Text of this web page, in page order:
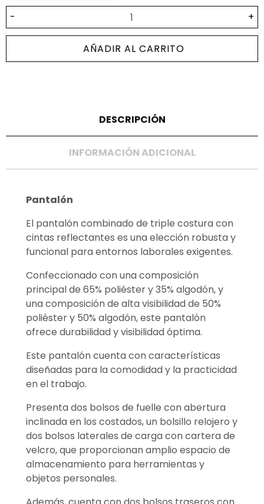
- +
AÑADIR AL CARRITO
DESCRIPCIÓN
INFORMACIÓN ADICIONAL
Pantalón
El pantalón combinado de triple costura con
cintas reflectantes es una elección robusta y
funcional para entornos laborales exigentes.
Confeccionado con una composición
principal de 65% poliéster y 35% algodón, y
una composición de alta visibilidad de 50%
poliéster y 50% algodón, este pantalón
ofrece durabilidad y visibilidad óptima.
Este pantalón cuenta con características
diseñadas para la comodidad y la practicidad
en el trabajo.
Presenta dos bolsos de fuelle con abertura
inclinada en los costados, un bolsillo relojero y
dos bolsos laterales de carga con cartera de
velcro, que proporcionan amplio espacio de
almacenamiento para herramientas y
objetos personales.